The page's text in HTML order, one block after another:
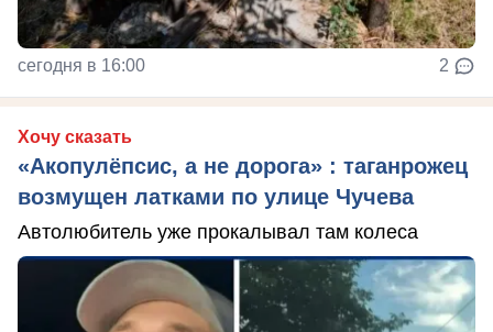
сегодня в 16:00 2
Хочу сказать
«Акопулёпсис, а не дорога» : таганрожец
возмущен латками по улице Чучева
Автолюбитель уже прокалывал там колеса